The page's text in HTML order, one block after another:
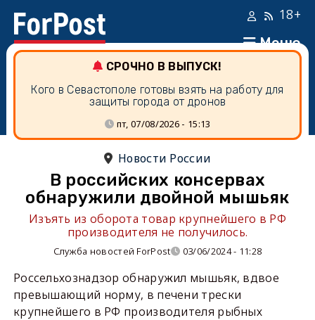
Меню
18+
СРОЧНО В ВЫПУСК!
Кого в Севастополе готовы взять на работу для
защиты города от дронов
пт, 07/08/2026 - 15:13
Новости России
В российских консервах
обнаружили двойной мышьяк
Изъять из оборота товар крупнейшего в РФ
производителя не получилось.
Служба новостей ForPost 03/06/2024 - 11:28
Россельхознадзор обнаружил мышьяк, вдвое
превышающий норму, в печени трески
крупнейшего в РФ производителя рыбных